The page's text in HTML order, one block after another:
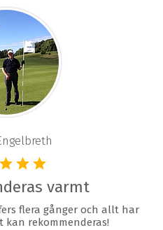
varmt
flera gånger och allt har
kan rekommenderas!